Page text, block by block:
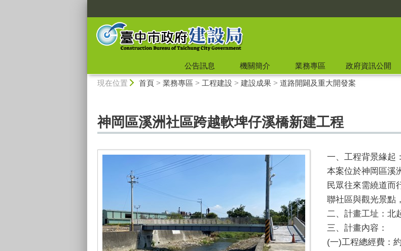
公告訊息 機關簡介 業務專區 政府資訊公開
現在位置 首頁> 業務專區 > 工程建設 > 建設成果> 道路開闢及重大開發案
神岡區溪洲社區跨越軟埤仔溪橋新建工程
一、工程背景緣起：
本案位於神岡區溪
民眾往來需繞道而
聯社區與觀光景點
二、計畫工址：北
三、計畫內容：
(一)工程總經費：約